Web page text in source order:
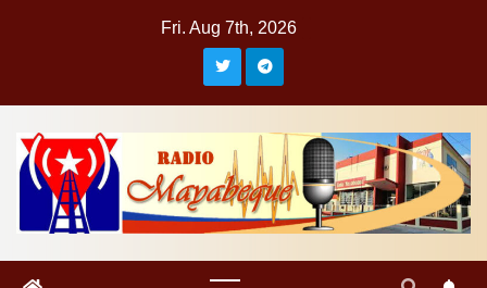
Fri. Aug 7th, 2026